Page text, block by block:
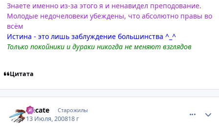
Знаете именно из-за этого я и ненавидел преподование.
Молодые недочеловеки убеждены, что абсолютно правы во
всём
Истина - это лишь заблуждение большинства ^_^
Только покойники и дураки никогда не меняют взглядов
Цитата
Hecate Старожилы
13 Июля, 200818 г